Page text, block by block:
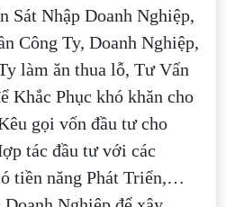
Sát Nhập Doanh Nghiệp,
Công Ty, Doanh Nghiệp,
làm ăn thua lỗ, Tư Vấn
Khắc Phục khó khăn cho
gọi vốn đầu tư cho
tác đầu tư với các
tiền năng Phát Triển,…